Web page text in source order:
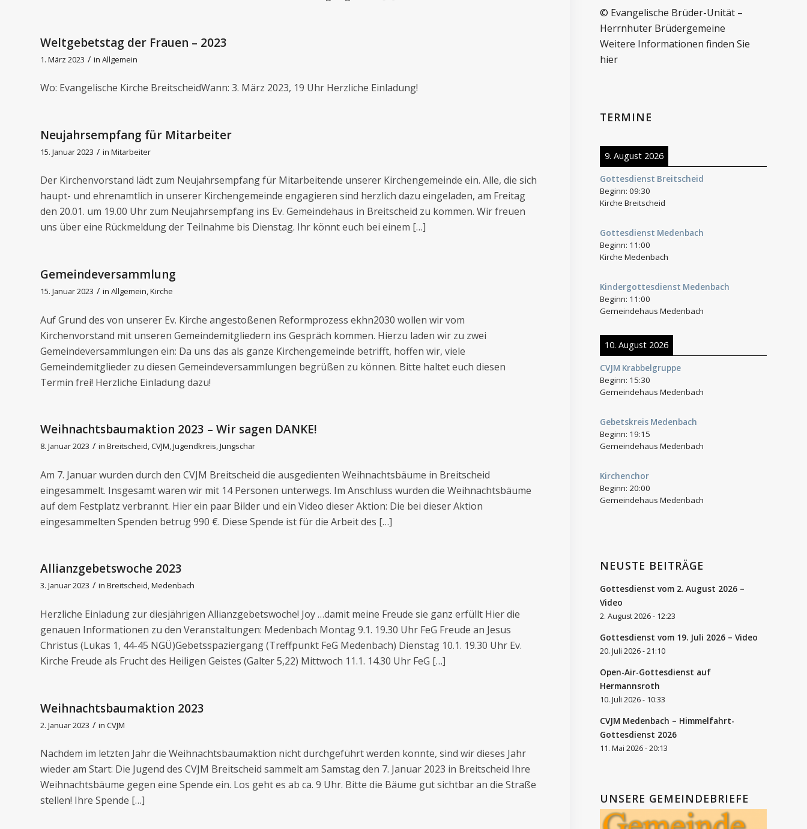
Weltgebetstag der Frauen – 2023
1. März 2023 / in Allgemein
Wo: Evangelische Kirche BreitscheidWann: 3. März 2023, 19 Uhr Herzliche Einladung!
Neujahrsempfang für Mitarbeiter
15. Januar 2023 / in Mitarbeiter
Der Kirchenvorstand lädt zum Neujahrsempfang für Mitarbeitende unserer Kirchengemeinde ein. Alle, die sich
haupt- und ehrenamtlich in unserer Kirchengemeinde engagieren sind herzlich dazu eingeladen, am Freitag
den 20.01. um 19.00 Uhr zum Neujahrsempfang ins Ev. Gemeindehaus in Breitscheid zu kommen. Wir freuen
uns über eine Rückmeldung der Teilnahme bis Dienstag. Ihr könnt euch bei einem […]
Gemeindeversammlung
15. Januar 2023 / in Allgemein,Kirche
Auf Grund des von unserer Ev. Kirche angestoßenen Reformprozess ekhn2030 wollen wir vom
Kirchenvorstand mit unseren Gemeindemitgliedern ins Gespräch kommen. Hierzu laden wir zu zwei
Gemeindeversammlungen ein: Da uns das als ganze Kirchengemeinde betrifft, hoffen wir, viele
Gemeindemitglieder zu diesen Gemeindeversammlungen begrüßen zu können. Bitte haltet euch diesen
Termin frei! Herzliche Einladung dazu!
Weihnachtsbaumaktion 2023 – Wir sagen DANKE!
8. Januar 2023 / in Breitscheid,CVJM,Jugendkreis,Jungschar
Am 7. Januar wurden durch den CVJM Breitscheid die ausgedienten Weihnachtsbäume in Breitscheid
eingesammelt. Insgesamt waren wir mit 14 Personen unterwegs. Im Anschluss wurden die Weihnachtsbäume
auf dem Festplatz verbrannt. Hier ein paar Bilder und ein Video dieser Aktion: Die bei dieser Aktion
eingesammelten Spenden betrug 990 €. Diese Spende ist für die Arbeit des […]
Allianzgebetswoche 2023
3. Januar 2023 / in Breitscheid,Medenbach
Herzliche Einladung zur diesjährigen Allianzgebetswoche! Joy …damit meine Freude sie ganz erfüllt Hier die
genauen Informationen zu den Veranstaltungen: Medenbach Montag 9.1. 19.30 Uhr FeG Freude an Jesus
Christus (Lukas 1, 44-45 NGÜ)Gebetsspaziergang (Treffpunkt FeG Medenbach) Dienstag 10.1. 19.30 Uhr Ev.
Kirche Freude als Frucht des Heiligen Geistes (Galter 5,22) Mittwoch 11.1. 14.30 Uhr FeG […]
Weihnachtsbaumaktion 2023
2. Januar 2023 / in CVJM
Nachdem im letzten Jahr die Weihnachtsbaumaktion nicht durchgeführt werden konnte, sind wir dieses Jahr
wieder am Start: Die Jugend des CVJM Breitscheid sammelt am Samstag den 7. Januar 2023 in Breitscheid Ihre
Weihnachtsbäume gegen eine Spende ein. Los geht es ab ca. 9 Uhr. Bitte die Bäume gut sichtbar an die Straße
stellen! Ihre Spende […]
© Evangelische Brüder-Unität –
Herrnhuter Brüdergemeine
Weitere Informationen finden Sie
hier
TERMINE
9. August 2026
Gottesdienst Breitscheid
Beginn:09:30
Kirche Breitscheid
Gottesdienst Medenbach
Beginn: 11:00
Kirche Medenbach
Kindergottesdienst Medenbach
Beginn: 11:00
Gemeindehaus Medenbach
10. August 2026
CVJM Krabbelgruppe
Beginn: 15:30
Gemeindehaus Medenbach
Gebetskreis Medenbach
Beginn: 19:15
Gemeindehaus Medenbach
Kirchenchor
Beginn:20:00
Gemeindehaus Medenbach
NEUSTE BEITRÄGE
Gottesdienst vom 2. August 2026 –
Video
2. August 2026 - 12:23
Gottesdienst vom 19. Juli 2026 – Video
20. Juli 2026 - 21:10
Open-Air-Gottesdienst auf
Hermannsroth
10. Juli 2026 - 10:33
CVJM Medenbach – Himmelfahrt-
Gottesdienst 2026
11. Mai 2026 - 20:13
UNSERE GEMEINDEBRIEFE